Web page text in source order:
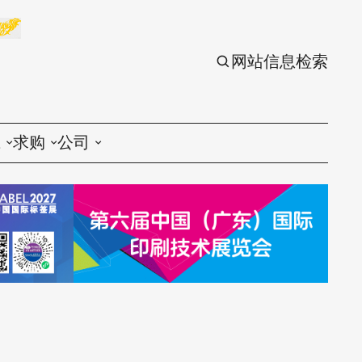
网站信息检索
备
料
求购
印刷
包装
丝印
公司
印刷
包装
丝印